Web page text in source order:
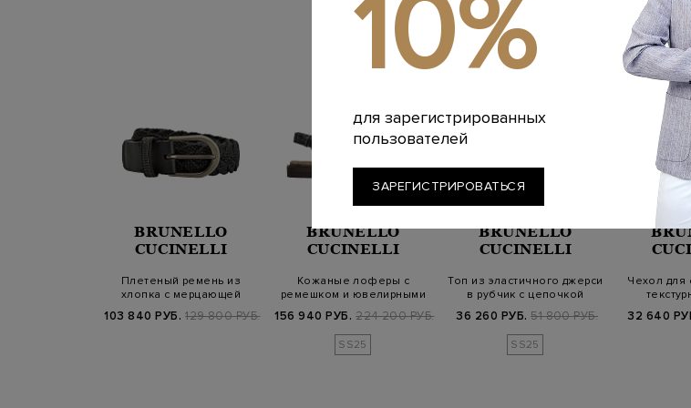
BRUNELLO
CUCINELLI
Плетеный ремень из
хлопка с мерцающей
103 840 РУБ. 129 800 РУБ.
BRUNELLO
CUCINELLI
Кожаные лоферы с
ремешком и ювелирными
156 940 РУБ. 224 200 РУБ.
SS25
BRUNELLO
CUCINELLI
Топ из эластичного джерси
в рубчик с цепочкой
36 260 РУБ. 51 800 РУБ.
SS25
Чехол для
32 640
10%
для зарегистрированных
пользователей
ЗАРЕГИСТРИРОВАТЬСЯ